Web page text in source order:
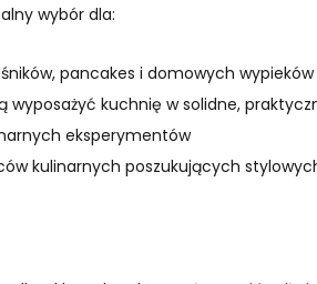
wybór dla:
pancakes i domowych wypieków
wyposażyć kuchnię w solidne,
eksperymentów
kulinarnych poszukujących